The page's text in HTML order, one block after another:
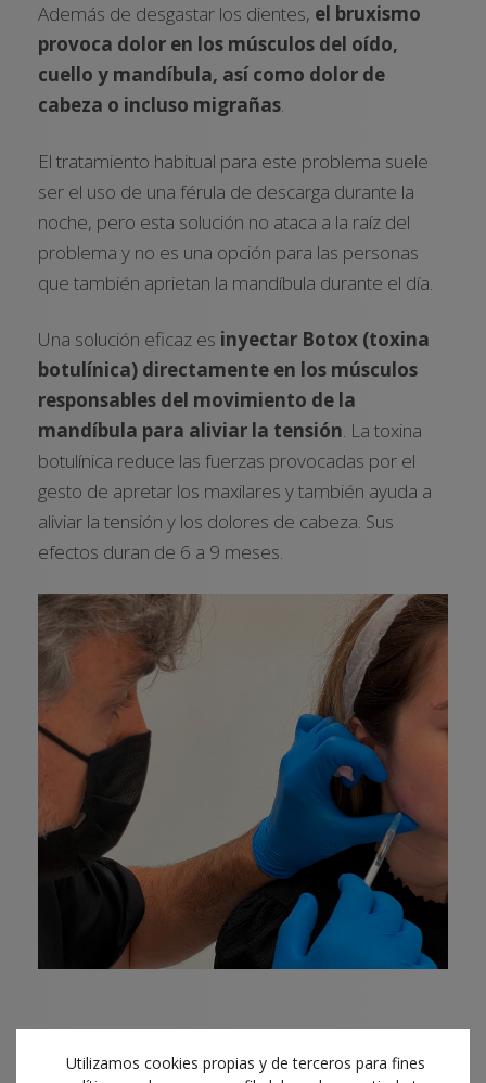
Además de desgastar los dientes, el bruxismo
provoca dolor en los músculos del oído,
cuello y mandíbula, así como dolor de
cabeza o incluso migrañas
El tratamiento habitual para este problema suele
ser el uso de una férula de descarga durante la
noche, pero esta solución no ataca a la raíz del
problema y no es una opción para las personas
que también aprietan la mandíbula durante el día.
Una solución eficaz es inyectar Botox (toxina
botulínica) directamente en los músculos
responsables del movimiento de la
mandíbula para aliviar la tensión . La toxina
botulínica reduce las fuerzas provocadas por el
gesto de apretar los maxilares y también ayuda a
aliviar la tensión y los dolores de cabeza. Sus
efectos duran de 6 a 9 meses.
Utilizamos cookies propias y de terceros para fines